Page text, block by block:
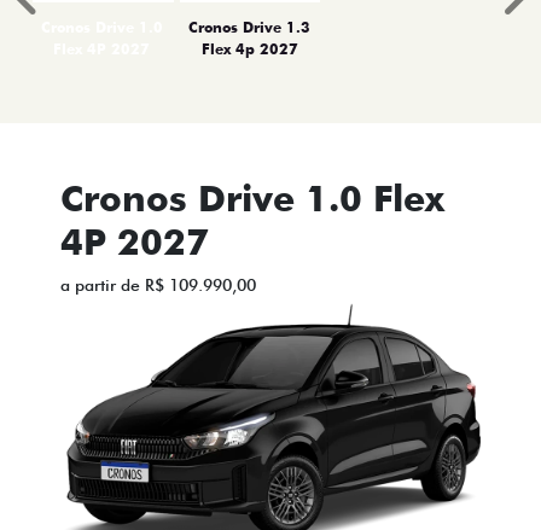
Cronos Drive 1.3
Flex 4p 2027
Anterior
Cronos Drive 1.0 Flex
4P 2027
a partir de R$ 109.990,00